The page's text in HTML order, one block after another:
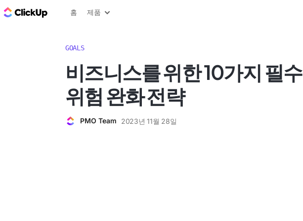
ClickUp 블로그
홈 제품
GOALS
비즈니스를 위한 10가지 필수
위험 완화 전략
PMO Team 2023년 11월 28일